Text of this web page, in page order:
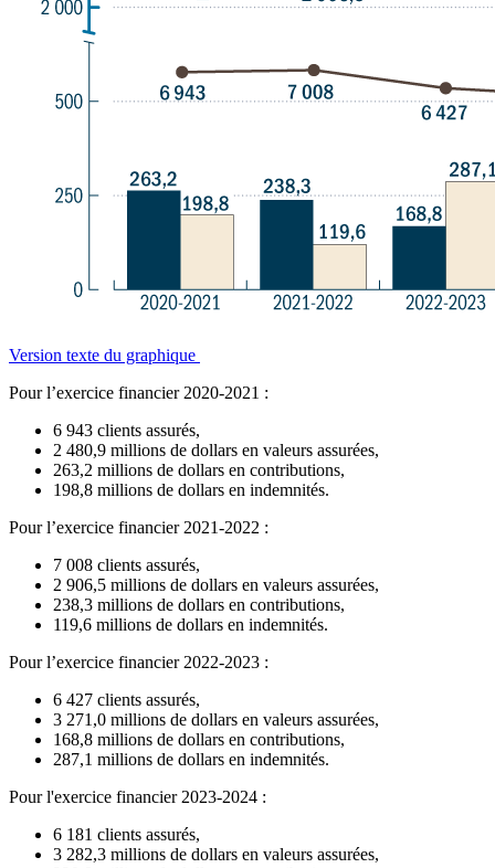
Version texte du graphique
Pour l’exercice financier 2020-2021 :
6 943 clients assurés,
2 480,9 millions de dollars en valeurs assurées,
263,2 millions de dollars en contributions,
198,8 millions de dollars en indemnités.
Pour l’exercice financier 2021-2022 :
7 008 clients assurés,
2 906,5 millions de dollars en valeurs assurées,
238,3 millions de dollars en contributions,
119,6 millions de dollars en indemnités.
Pour l’exercice financier 2022-2023 :
6 427 clients assurés,
3 271,0 millions de dollars en valeurs assurées,
168,8 millions de dollars en contributions,
287,1 millions de dollars en indemnités.
Pour l'exercice financier 2023-2024 :
6 181 clients assurés,
3 282,3 millions de dollars en valeurs assurées,